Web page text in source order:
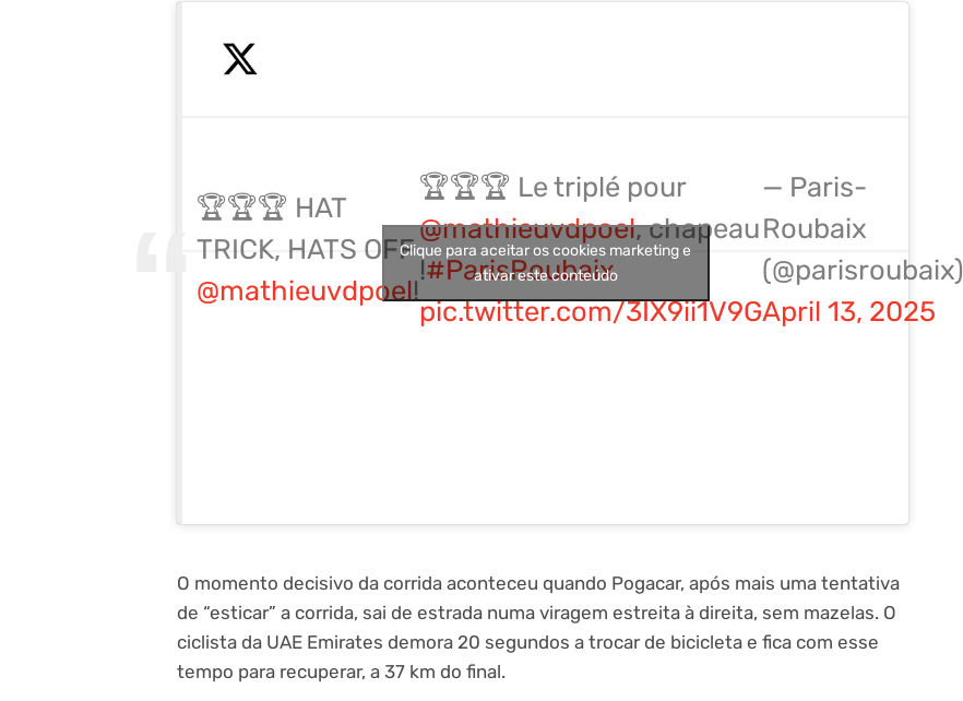
🏆🏆🏆 HAT
TRICK, HATS OFF
@mathieuvdpoel!
🏆🏆🏆 Le triplé pour
@mathieuvdpoel, chapeau
!#ParisRoubaix
pic.twitter.com/3IX9ii1V9G
— Paris-
Roubaix
(@parisroubaix)
April 13, 2025
Clique para aceitar os cookies marketing e
ativar este conteúdo
O momento decisivo da corrida aconteceu quando Pogacar, após mais uma tentativa
de “esticar” a corrida, sai de estrada numa viragem estreita à direita, sem mazelas. O
ciclista da UAE Emirates demora 20 segundos a trocar de bicicleta e fica com esse
tempo para recuperar, a 37 km do final.